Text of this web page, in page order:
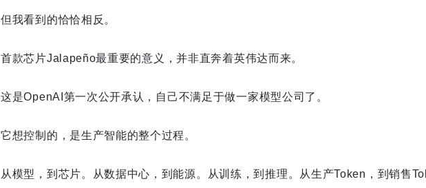
但我看到的恰恰相反。
首款芯片Jalapeño最重要的意义，并非直奔着英伟达而来。
这是OpenAI第一次公开承认，自己不满足于做一家模型公司了。
它想控制的，是生产智能的整个过程。
从模型，到芯片。从数据中心，到能源。从训练，到推理。从生产Token，到销售